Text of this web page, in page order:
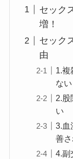
セック
増！
セック
由
1.複
ない
2.股
い
3.血
善
4.副